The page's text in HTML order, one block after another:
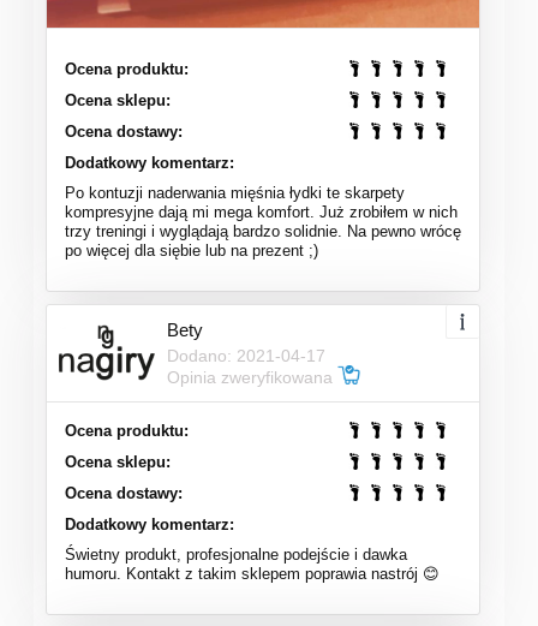
Ocena produktu:
Ocena sklepu:
Ocena dostawy:
Dodatkowy komentarz:
Po kontuzji naderwania mięśnia łydki te skarpety
kompresyjne dają mi mega komfort. Już zrobiłem w nich
trzy treningi i wyglądają bardzo solidnie. Na pewno wrócę
po więcej dla siębie lub na prezent ;)
Bety
Dodano: 2021-04-17
Opinia zweryfikowana
Ocena produktu:
Ocena sklepu:
Ocena dostawy:
Dodatkowy komentarz:
Świetny produkt, profesjonalne podejście i dawka
humoru. Kontakt z takim sklepem poprawia nastrój 😊